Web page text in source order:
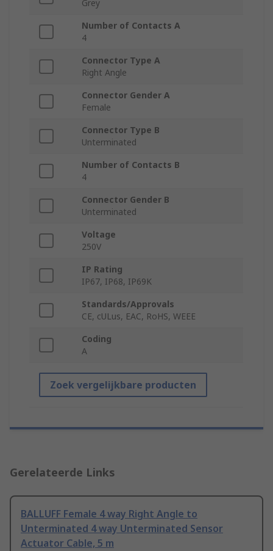
Grey
Number of Contacts A
4
Connector Type A
Right Angle
Connector Gender A
Female
Connector Type B
Unterminated
Number of Contacts B
4
Connector Gender B
Unterminated
Voltage
250V
IP Rating
IP67, IP68, IP69K
Standards/Approvals
CE, cULus, EAC, RoHS, WEEE
Coding
A
Zoek vergelijkbare producten
Gerelateerde Links
BALLUFF Female 4 way Right Angle to
Unterminated 4 way Unterminated Sensor
Actuator Cable, 5 m